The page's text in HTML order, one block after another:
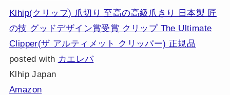
Klhip(クリップ) 爪切り 至高の高級爪きり 日本製 匠
の技 グッドデザイン賞受賞 クリップ The Ultimate
Clipper(ザ アルティメット クリッパー) 正規品
posted with カエレバ
Klhip Japan
Amazon